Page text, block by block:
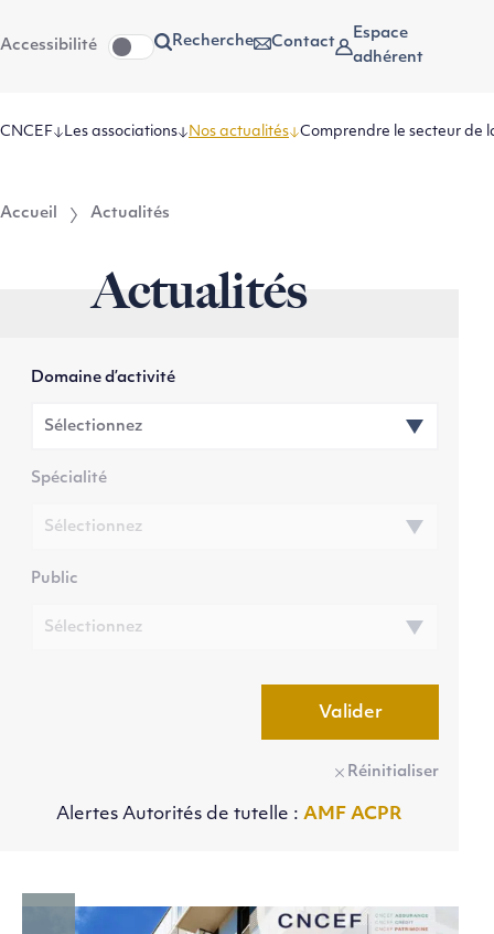
au
contenu
Accessibilité Recherche Contact
Espace
adhérent
CNCEF Les associations Nos actualités Comprendre le secteur de
Accueil Actualités
Actualités
Alertes Autorités de tutelle : AMF ACPR
Domaine d’activité
Spécialité
Public
Valider
Réinitialiser